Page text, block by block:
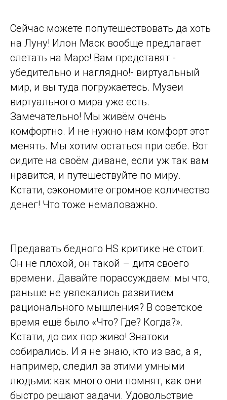
Сейчас можете попутешествовать да хоть
на Луну! Илон Маск вообще предлагает
слетать на Марс! Вам представят -
убедительно и наглядно!- виртуальный
мир, и вы туда погружаетесь. Музеи
виртуального мира уже есть.
Замечательно! Мы живём очень
комфортно. И не нужно нам комфорт этот
менять. Мы хотим остаться при себе. Вот
сидите на своём диване, если уж так вам
нравится, и путешествуйте по миру.
Кстати, сэкономите огромное количество
денег! Что тоже немаловажно.
Предавать бедного HS критике не стоит.
Он не плохой, он такой – дитя своего
времени. Давайте порассуждаем: мы что,
раньше не увлекались развитием
рационального мышления? В советское
время ещё было «Что? Где? Когда?».
Кстати, до сих пор живо! Знатоки
собирались. И я не знаю, кто из вас, а я,
например, следил за этими умными
людьми: как много они помнят, как они
быстро решают задачи. Удовольствие